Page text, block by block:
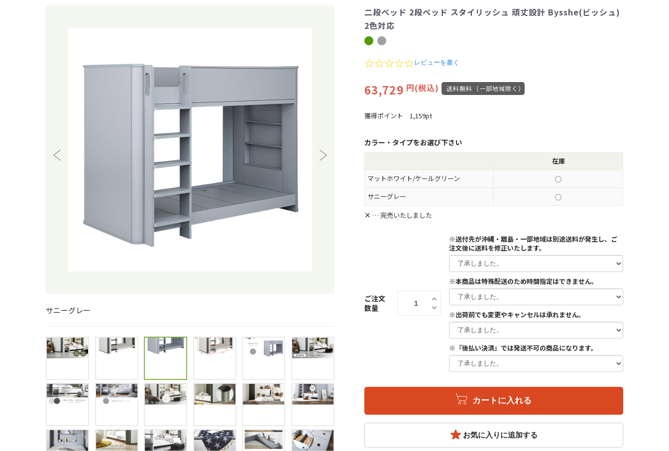
サニーグレー
二段ベッド 2段ベッド スタイリッシュ 頑丈設計 Bysshe(ビッシュ)
2色対応
0
s
t
r
r
t
i
n
レビューを書く
63,729 円(税込) 送料無料（一部地域除く）
獲得ポイント 1,159pt
カラー・タイプをお選び下さい
在庫
マットホワイト/ケールグリーン
サニーグレー
× … 完売いたしました
ご注文
数量
※送付先が沖縄・離島・一部地域は別途送料が発生し、ご
注文後に送料を修正いたします。
※本商品は特殊配送のため時間指定はできません。
※出荷前でも変更やキャンセルは承れません。
※『後払い決済』では発送不可の商品になります。
カートに入れる
お気に入りに追加する